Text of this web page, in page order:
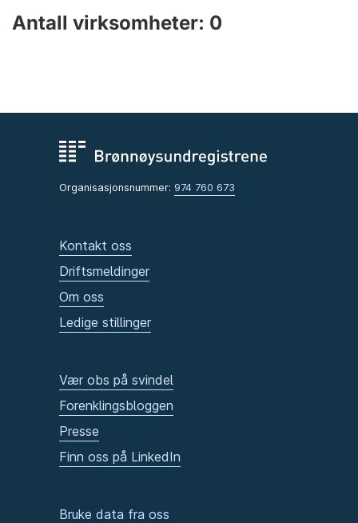
Antall virksomheter: 0
Organisasjonsnummer: 974 760 673
Kontakt oss
Driftsmeldinger
Om oss
Ledige stillinger
Vær obs på svindel
Forenklingsbloggen
Presse
Finn oss på LinkedIn
Bruke data fra oss